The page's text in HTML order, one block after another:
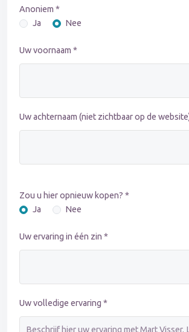
Anoniem *
Ja
Nee
Uw voornaam *
Uw achternaam (niet zichtbaar op de
Zou u hier opnieuw kopen? *
Ja
Nee
Uw ervaring in één zin *
Uw volledige ervaring *